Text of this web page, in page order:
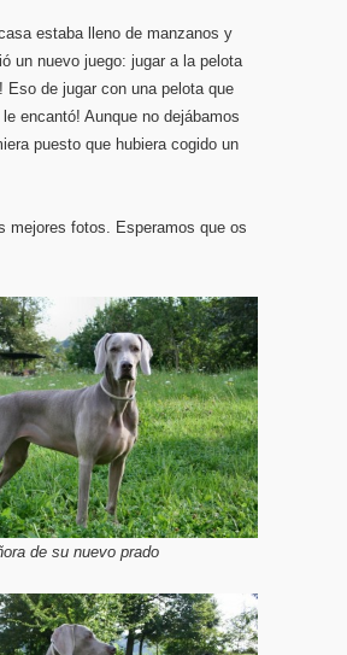
estaba lleno de manzanos y
un nuevo juego: jugar a la pelota
Eso de jugar con una pelota que
encantó! Aunque no dejábamos
puesto que hubiera cogido un
mejores fotos. Esperamos que os
de su nuevo prado